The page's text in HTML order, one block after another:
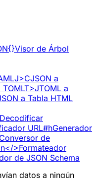
{}Visor de Árbol
J>CJSON a
TOMLT>JTOML a
a Tabla HTML
URL#hGenerador
Conversor de
</>Formateador
de JSON Schema
datos a ningún